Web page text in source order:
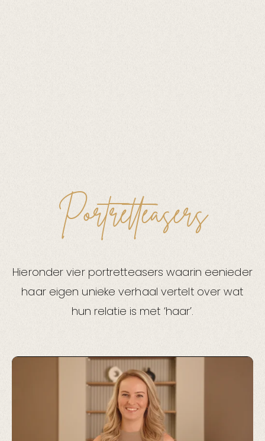
Portretteasers
Hieronder vier portretteasers waarin eenieder
haar eigen unieke verhaal vertelt over wat
hun relatie is met ‘haar’.